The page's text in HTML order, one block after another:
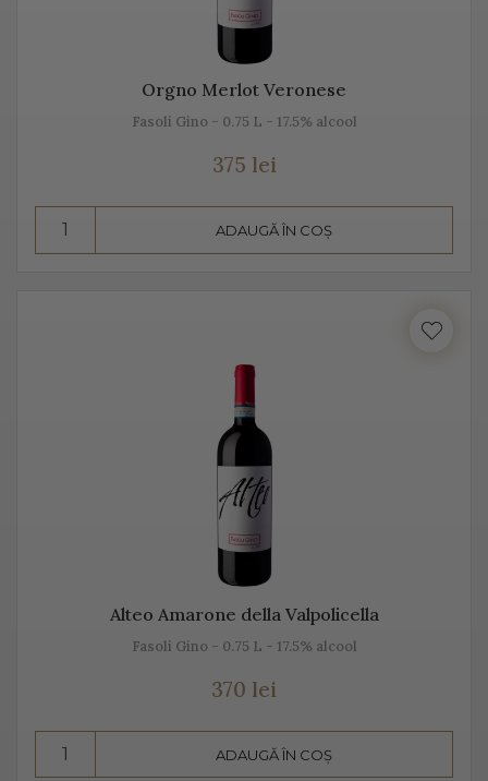
Prosecco e cel mai cunoscut vin spumant din Italia. E
adesea comparat cu Champagne, însă ele diferă
struguri folosite.
decât vin spumant, înseamnă aromă și gust deosebit,
struguri, însă Glera este de departe cel mai cunoscut.
Unii producători, mai amestecă pe lângă Glera și alte
soiuri de struguri, precum: Verdiso, Bianchetta
Trevigiana, Perera, Glera lunga, Chardonnay, Pinot
Bianco, Pinot Grigio sau Pinot Nero.
Numele de Prosecco provine de la locul de origine -
satul Prosecco, situat foarte aproape de Trieste. Peste
50% din producția de Prosecco provine din acele locuri,
acolo unde sunt peste 150 de producători. Toți aceștia s-
au asociat într-un Consorțiu pentru a proteja acest vin
spumant italian, cunoscut sub această denumire.
Consumă Prosecco, un vin cunoscut pentru
Orgno Merlot Veronese
Fasoli Gino - 0.75 L - 17.5% alcool
375 lei
ADAUGĂ ÎN COȘ
Alteo Amarone della Valpolicella
Fasoli Gino - 0.75 L - 17.5% alcool
370 lei
ADAUGĂ ÎN COȘ